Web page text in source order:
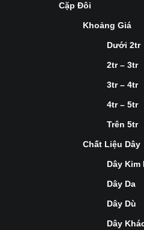
Cặp Đôi
Khoảng Giá
Dưới 2tr
2tr – 3tr
3tr – 4tr
4tr – 5tr
Trên 5tr
Chất Liệu Dây
Dây Kim
Dây Da
Dây Dù
Dây